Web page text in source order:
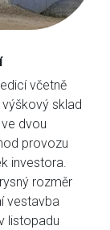
včetně
sklad
dvou
provozu
investora.
rozměr
vestavba
listopadu